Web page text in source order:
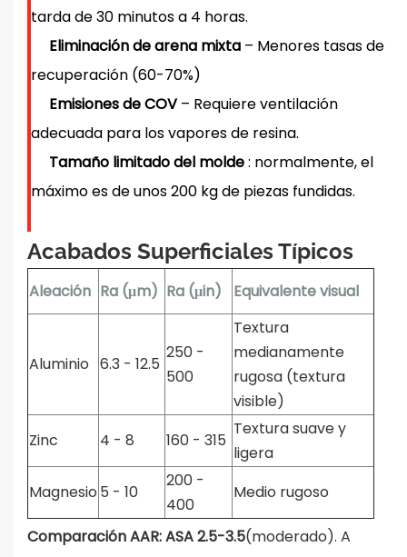
tarda de 30 minutos a 4 horas.
Eliminación de arena mixta – Menores tasas de
recuperación (60-70%)
Emisiones de COV – Requiere ventilación
adecuada para los vapores de resina.
Tamaño limitado del molde: normalmente, el
máximo es de unos 200 kg de piezas fundidas.
Acabados Superficiales Típicos
Aleación Ra (μm) Ra (μin) Equivalente visual
Aluminio 6.3 - 12.5
250 -
500
Textura
medianamente
rugosa (textura
visible)
Zinc
4 - 8 160 - 315
Textura suave y
ligera
Magnesio 5 - 10
200 -
400
Medio rugoso
Comparación AAR:ASA 2.5-3.5(moderado). A